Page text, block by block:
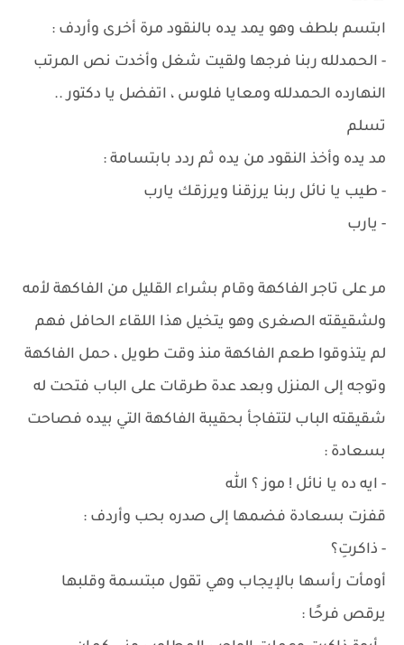
ابتسم بلطف وهو يمد يده بالنقود مرة أخرى وأردف :
- الحمدلله ربنا فرجها ولقيت شغل وأخدت نص المرتب
النهارده الحمدلله ومعايا فلوس ، اتفضل يا دكتور ..
تسلم
مد يده وأخذ النقود من يده ثم ردد بابتسامة :
- طيب يا نائل ربنا يرزقنا ويرزقك يارب
- يارب
مر على تاجر الفاكهة وقام بشراء القليل من الفاكهة لأمه
ولشقيقته الصغرى وهو يتخيل هذا اللقاء الحافل فهم
لم يتذوقوا طعم الفاكهة منذ وقت طويل ، حمل الفاكهة
وتوجه إلى المنزل وبعد عدة طرقات على الباب فتحت له
شقيقته الباب لتتفاجأ بحقيبة الفاكهة التي بيده فصاحت
بسعادة :
- ايه ده يا نائل ! موز ؟ الله
قفزت بسعادة فضمها إلى صدره بحب وأردف :
- ذاكرتِ؟
أومأت رأسها بالإيجاب وهي تقول مبتسمة وقلبها
يرقص فرحًا :